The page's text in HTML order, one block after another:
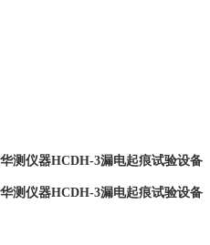
华测仪器HCDH-3漏电起痕试验设备
华测仪器HCDH-3漏电起痕试验设备